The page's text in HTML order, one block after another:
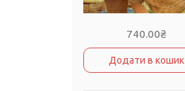
740.00₴
Додати в кошик